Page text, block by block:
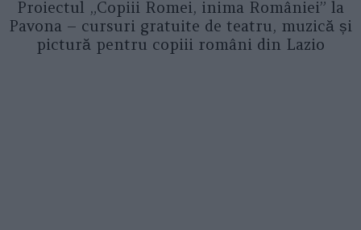
Proiectul „Copiii Romei, inima României” la
Pavona – cursuri gratuite de teatru, muzică și
pictură pentru copiii români din Lazio